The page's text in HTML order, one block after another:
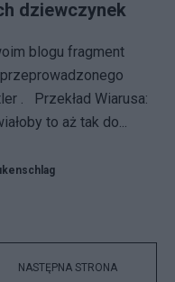
dziewczynek
blogu fragment
. Przekład Wiarusa:
to aż tak do...
NASTĘPNA STRONA